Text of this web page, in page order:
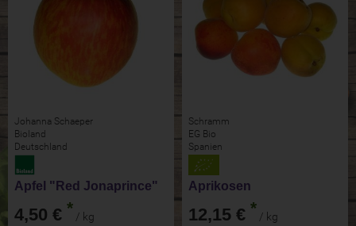
Johanna Schaeper
Bioland
Deutschland
Apfel "Red Jonaprince"
4,50 € * / kg
Schramm
EG Bio
Spanien
Aprikosen
12,15 € * / kg